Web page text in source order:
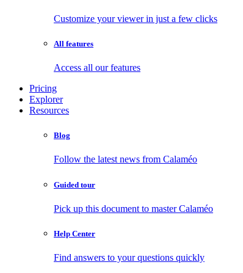
Customize your viewer in just a few clicks
All features
Access all our features
Pricing
Explorer
Resources
Blog
Follow the latest news from Calaméo
Guided tour
Pick up this document to master Calaméo
Help Center
Find answers to your questions quickly